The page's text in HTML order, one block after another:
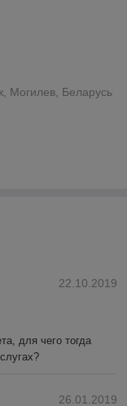
Могилев, Беларусь
22.10.2019
для чего тогда
26.01.2019